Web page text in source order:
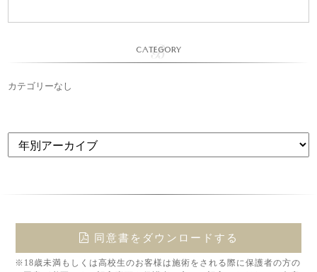
CATEGORY
カテゴリーなし
同意書をダウンロードする
※18歳未満もしくは高校生のお客様は施術をされる際に保護者の方の